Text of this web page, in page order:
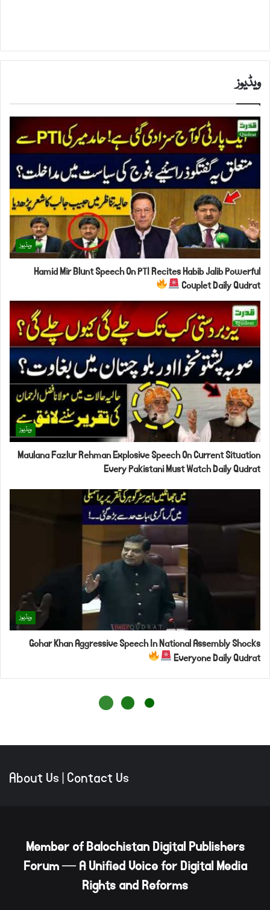
About Us|Contact Us
Member of Balochistan Digital Publishers
Forum — A Unified Voice for Digital Media
Rights and Reforms